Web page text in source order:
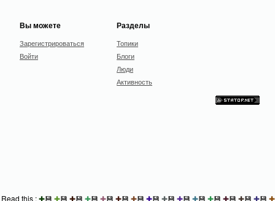
Вы можете
Зарегистрироваться
Войти
Разделы
Топики
Блоги
Люди
Активность
Read this :✚💾 ✚💾 ✚💾 ✚💾 ✚💾 ✚💾 ✚💾 ✚💾 ✚💾 ✚💾 ✚💾 ✚💾 ✚💾 ✚💾 ✚💾 ✚